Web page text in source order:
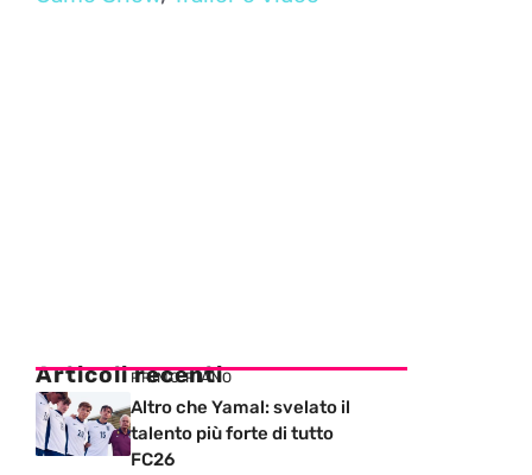
Articoli recenti
PRIMO PIANO
Altro che Yamal: svelato il
talento più forte di tutto
FC26